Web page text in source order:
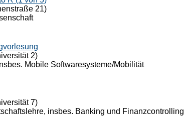
21)
2)
Mobile Softwaresysteme/Mobilität
7)
insbes. Banking und Finanzcontrolling